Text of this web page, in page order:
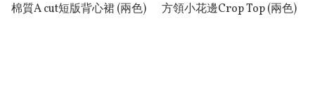
棉質A cut短版背心裙 (兩色) 方領小花邊Crop Top (兩色)